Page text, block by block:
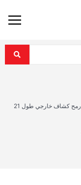
رمح كشاف خارجي طول 21